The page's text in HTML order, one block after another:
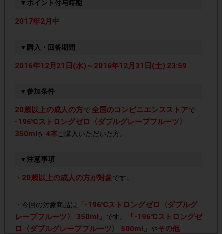
▼ポイント付与時期
2017年2月中
▼購入・回答期間
2016年12月21日(水)～2016年12月31日(土) 23:59
▼参加条件
20歳以上の成人の方で全国のコンビニエンスストアで
-196℃ストロングゼロ〈ダブルグレープフルーツ〉
350mlを 4本ご購入いただいた方。
▼注意事項
・ 20歳以上の成人の方が対象です。
・今回の対象商品は
「-196℃ストロングゼロ〈ダブルグ
レープフルーツ〉 350ml」 です。
「-196℃ストロングゼ
ロ〈ダブルグレープフルーツ〉 500ml」 やその他